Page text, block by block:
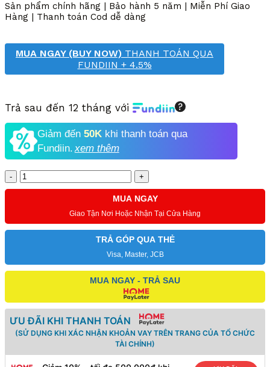
5,790,000 VND.
Sản phẩm chính hãng | Bảo hành 5 năm | Miễn Phí Giao
Hàng | Thanh toán Cod dễ dàng
MUA NGAY (BUY NOW) THANH TOÁN QUA
FUNDIIN + 4.5%
Trả sau đến 12 tháng với
Giảm đến 50K khi thanh toán qua
Fundiin.xem thêm
Số
lượng
MUA NGAY
Giao Tận Nơi Hoặc Nhận Tại Cửa Hàng
TRẢ GÓP QUA THẺ
Visa, Master, JCB
MUA NGAY - TRẢ SAU
ƯU ĐÃI KHI THANH TOÁN
(SỬ DỤNG KHI XÁC NHẬN KHOẢN VAY TRÊN TRANG CỦA TỔ CHỨC
TÀI CHÍNH)